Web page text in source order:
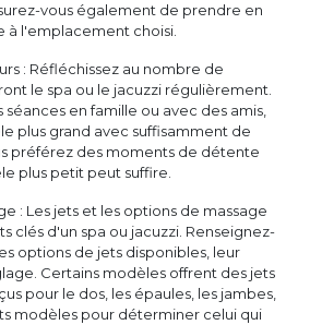
vous également de prendre en
à l'emplacement choisi.
: Réfléchissez au nombre de
le spa ou le jacuzzi régulièrement.
en famille ou avec des amis,
plus grand avec suffisamment de
préférez des moments de détente
plus petit peut suffire.
: Les jets et les options de massage
clés d'un spa ou jacuzzi. Renseignez-
options de jets disponibles, leur
Certains modèles offrent des jets
pour le dos, les épaules, les jambes,
modèles pour déterminer celui qui